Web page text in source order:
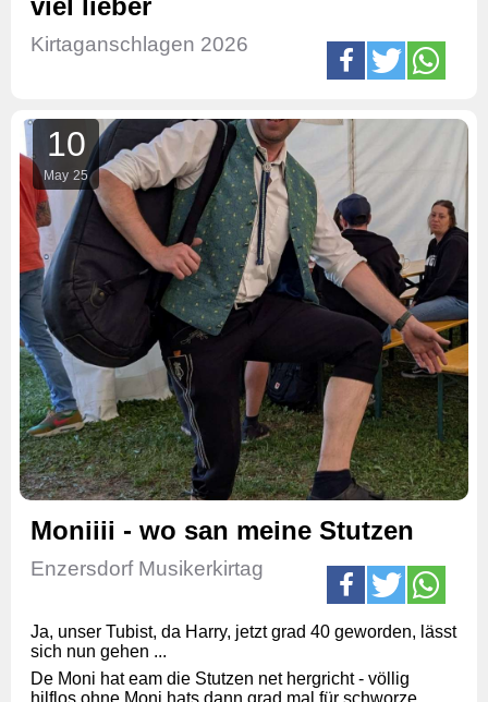
viel lieber
Kirtaganschlagen 2026
10
May 25
Moniiii - wo san meine Stutzen
Enzersdorf Musikerkirtag
Ja, unser Tubist, da Harry, jetzt grad 40 geworden, lässt
sich nun gehen ...
De Moni hat eam die Stutzen net hergricht - völlig
hilflos ohne Moni hats dann grad mal für schworze